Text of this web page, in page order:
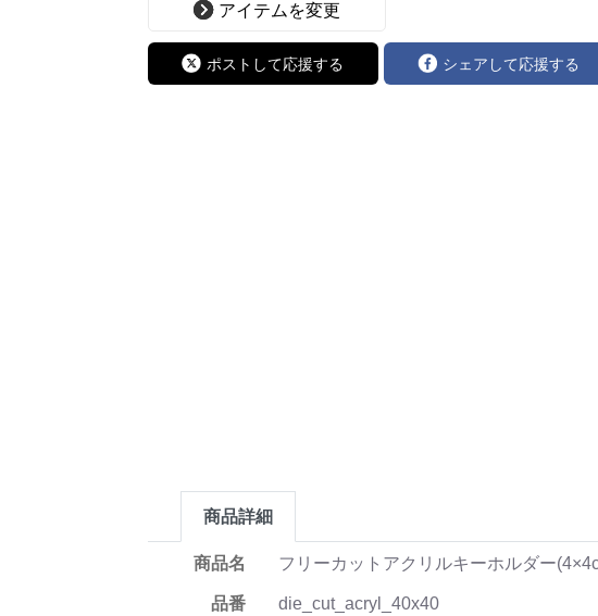
アイテムを変更
ポストして応援する シェアして応援する
商品詳細
商品名 フリーカットアクリルキーホルダー
品番 die_cut_acryl_40x40